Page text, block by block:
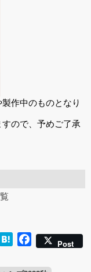
作中のものとなり
ので、予めご了承
HatenaFacebook
Post